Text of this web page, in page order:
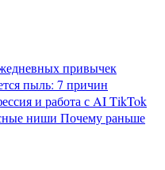
привычек
пыль: 7 причин
и работа с AITikTok
ниши Почему раньше